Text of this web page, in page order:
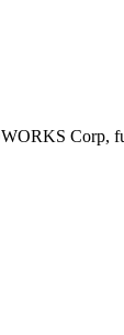
Corp,